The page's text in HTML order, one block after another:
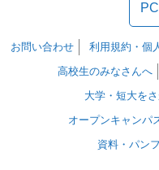
お問い合わせ 利用規約・個
高校生のみなさんへ
大学・短大を
オープンキャンパ
資料・パン